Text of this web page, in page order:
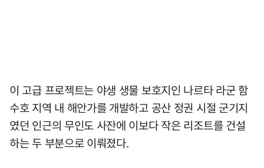
이 고급 프로젝트는 야생 생물 보호지인 나르타 라군 함
수호 지역 내 해안가를 개발하고 공산 정권 시절 군기지
였던 인근의 무인도 사잔에 이보다 작은 리조트를 건설
하는 두 부분으로 이뤄졌다.